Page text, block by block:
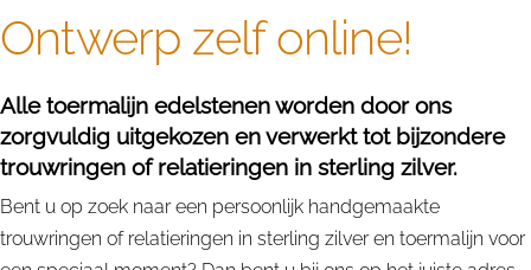
Ontwerp zelf online!
Alle toermalijn edelstenen worden door ons
zorgvuldig uitgekozen en verwerkt tot bijzondere
trouwringen of relatieringen in sterling zilver.
Bent u op zoek naar een persoonlijk handgemaakte
trouwringen of relatieringen in sterling zilver en toermalijn voor